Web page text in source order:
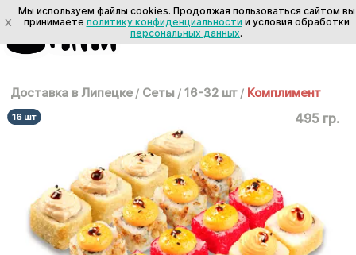
Доставка в Липецке / Сеты / 16-32 шт / Комплимент
495 гр.
X
Мы используем файлы cookies. Продолжая пользоваться сайтом вы
принимаете политику конфиденциальности и условия обработки
персональных данных.